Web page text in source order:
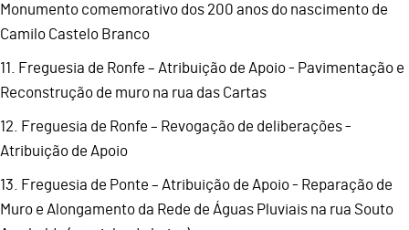
Monumento comemorativo dos 200 anos do nascimento de
Camilo Castelo Branco
11. Freguesia de Ronfe – Atribuição de Apoio - Pavimentação e
Reconstrução de muro na rua das Cartas
12. Freguesia de Ronfe – Revogação de deliberações -
Atribuição de Apoio
13. Freguesia de Ponte – Atribuição de Apoio - Reparação de
Muro e Alongamento da Rede de Águas Pluviais na rua Souto